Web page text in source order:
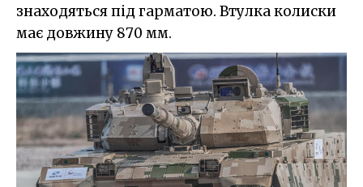
знаходяться під гарматою. Втулка колиски
має довжину 870 мм.